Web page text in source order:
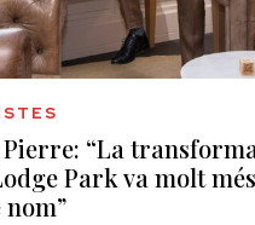
“La
Park va molt